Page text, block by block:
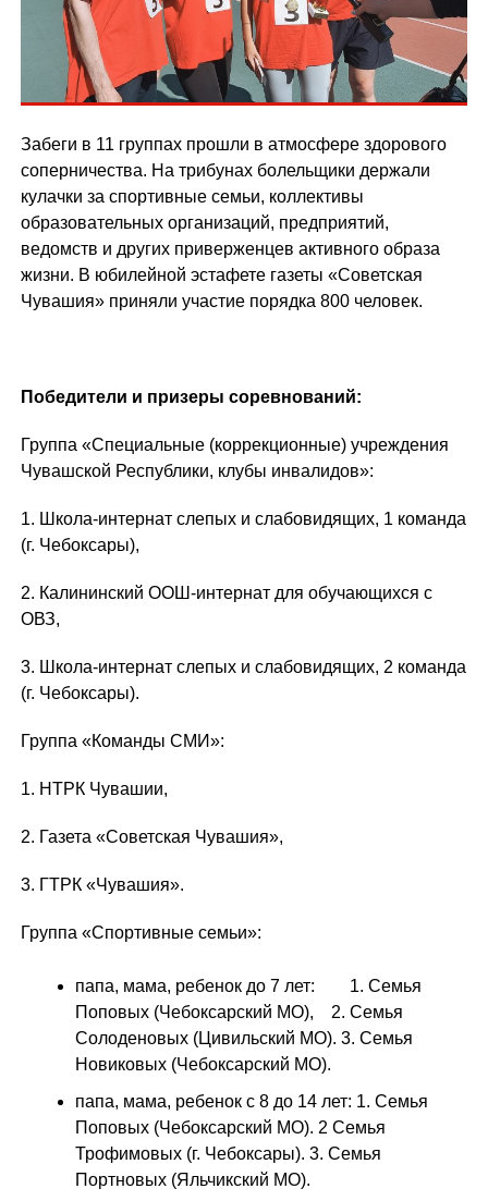
Забеги в 11 группах прошли в атмосфере здорового
соперничества. На трибунах болельщики держали
кулачки за спортивные семьи, коллективы
образовательных организаций, предприятий,
ведомств и других приверженцев активного образа
жизни. В юбилейной эстафете газеты «Советская
Чувашия» приняли участие порядка 800 человек.
Победители и призеры соревнований:
Группа «Специальные (коррекционные) учреждения
Чувашской Республики, клубы инвалидов»:
1. Школа-интернат слепых и слабовидящих, 1 команда
(г. Чебоксары),
2. Калининский ООШ-интернат для обучающихся с
ОВЗ,
3. Школа-интернат слепых и слабовидящих, 2 команда
(г. Чебоксары).
Группа «Команды СМИ»:
1. НТРК Чувашии,
2. Газета «Советская Чувашия»,
3. ГТРК «Чувашия».
Группа «Спортивные семьи»:
папа, мама, ребенок до 7 лет: 1. Семья
Поповых (Чебоксарский МО), 2. Семья
Солоденовых (Цивильский МО). 3. Семья
Новиковых (Чебоксарский МО).
папа, мама, ребенок с 8 до 14 лет: 1. Семья
Поповых (Чебоксарский МО). 2 Семья
Трофимовых (г. Чебоксары). 3. Семья
Портновых (Яльчикский МО).